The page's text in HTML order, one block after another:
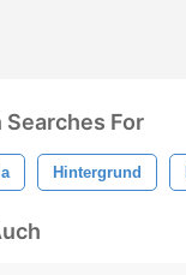
Searches For
Hintergrund